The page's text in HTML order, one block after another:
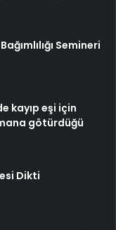
Semineri
kayıp eşi için
götürdüğü
Dikti